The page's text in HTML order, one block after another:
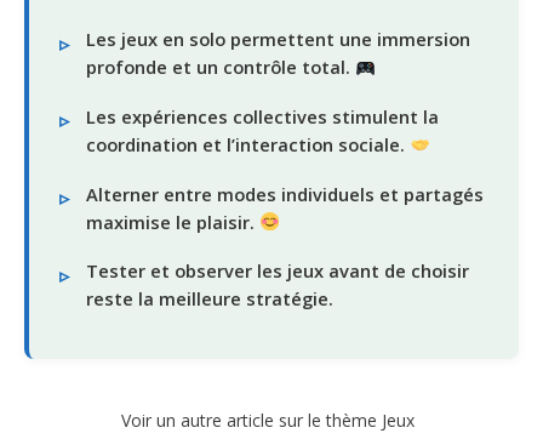
Les jeux en solo permettent une immersion
profonde et un contrôle total.
Les expériences collectives stimulent la
coordination et l’interaction sociale.
Alterner entre modes individuels et partagés
maximise le plaisir.
Tester et observer les jeux avant de choisir
reste la meilleure stratégie.
Voir un autre article sur le thème Jeux